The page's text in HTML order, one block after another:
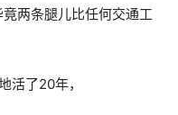
两条腿儿比任何交通工
活了20年，